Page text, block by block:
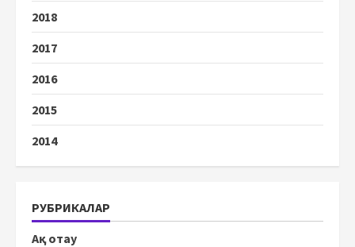
2018
2017
2016
2015
2014
РУБРИКАЛАР
Ақ отау